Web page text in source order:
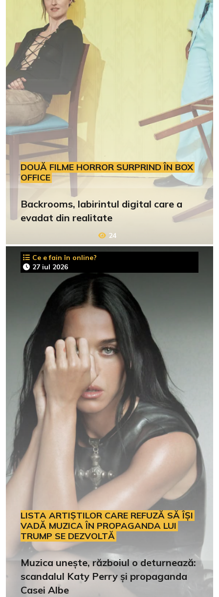
DOUĂ FILME HORROR SURPRIND ÎN BOX
OFFICE
Backrooms, labirintul digital care a
evadat din realitate
24
Ce e fain în online?
27 iul 2026
LISTA ARTIȘTILOR CARE REFUZĂ SĂ ÎȘI
VADĂ MUZICA ÎN PROPAGANDA LUI
TRUMP SE DEZVOLTĂ
Muzica unește, războiul o deturnează:
scandalul Katy Perry și propaganda
Casei Albe